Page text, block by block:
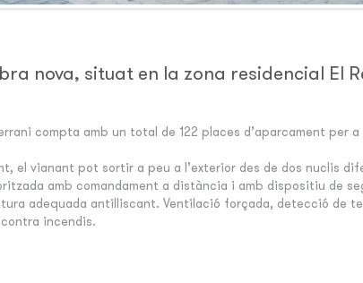
nova, situat en la zona residencial El
compta amb un total de 122 places d’aparcament per
el vianant pot sortir a peu a l’exterior des de dos nuclis
amb comandament a distància i amb dispositiu de
adequada antilliscant. Ventilació forçada, detecció de
incendis.